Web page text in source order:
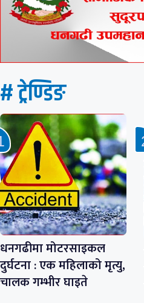
# ट्रेण्डिङ
धनगढीमा मोटरसाइकल
दुर्घटना : एक महिलाको मृत्यु,
चालक गम्भीर घाइते